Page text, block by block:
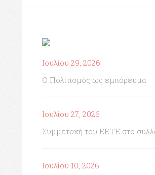
Ιουλίου 29, 2026
Ο Πολιτισμός ως εμπόρευμα
Ιουλίου 27, 2026
Συμμετοχή του ΕΕΤΕ στο
Ιουλίου 10, 2026